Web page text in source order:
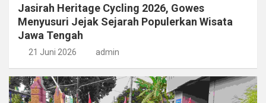
Jasirah Heritage Cycling 2026, Gowes
Menyusuri Jejak Sejarah Populerkan Wisata
Jawa Tengah
21 Juni 2026 admin